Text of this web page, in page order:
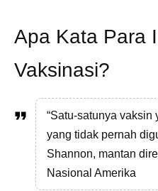
Apa Kata Para
Vaksinasi?
“Satu-satunya vaksin
yang tidak pernah
Shannon, mantan
Nasional Amerika